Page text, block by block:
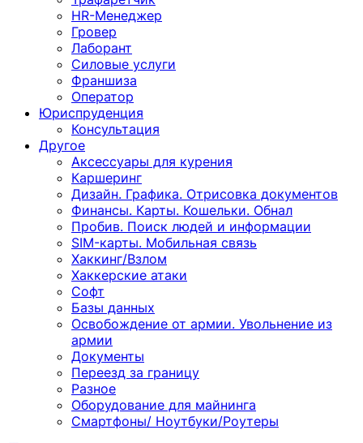
HR-Менеджер
Гровер
Лаборант
Силовые услуги
Франшиза
Оператор
Юриспруденция
Консультация
Другoе
Аксессуары для курения
Каршеринг
Дизайн. Графика. Отрисовка документов
Финансы. Карты. Кошельки. Обнал
Пробив. Поиск людей и информации
SIM-карты. Мобильная связь
Хаккинг/Взлом
Хаккерские атаки
Софт
Базы данных
Освобождение от армии. Увольнение из
армии
Документы
Переезд за границу
Разное
Оборудование для майнинга
Смартфоны/ Ноутбуки/Роутеры